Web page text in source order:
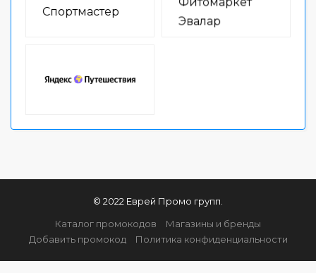
© 2022 Еврей Промо групп.
Каталог промокодов
Магазины и бренды
Добавить промокод
Политика конфиденциальности